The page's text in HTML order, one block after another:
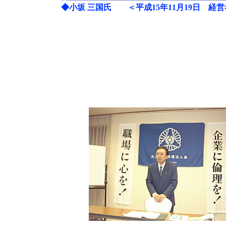
◆小坂 三国氏 ＜平成15年11月19日 経営